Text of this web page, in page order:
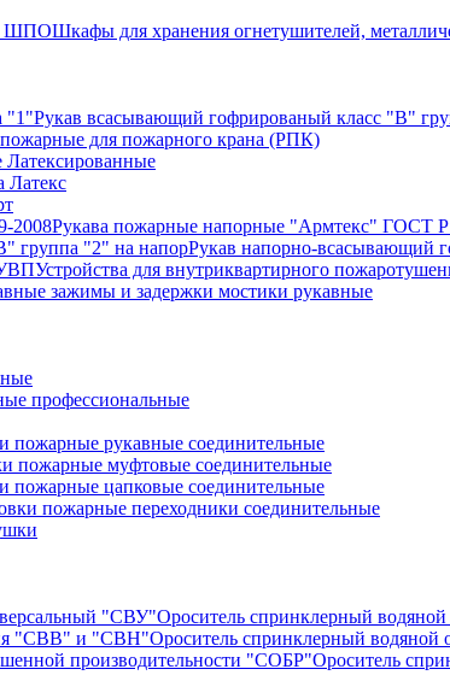
Шкафы для хранения огнетушителей,
Рукав всасывающий гофрированый класс "В"
для пожарного крана (РПК)
Латекс
Рукава пожарные напорные "Армтекс" ГОСТ Р
Рукав напорно-всасывающий
Устройства для внутриквартирного
зажимы и задержки мостики рукавные
профессиональные
пожарные рукавные соединительные
пожарные муфтовые соединительные
пожарные цапковые соединительные
пожарные переходники соединительные
Ороситель спринклерный
Ороситель спринклерный
Ороситель